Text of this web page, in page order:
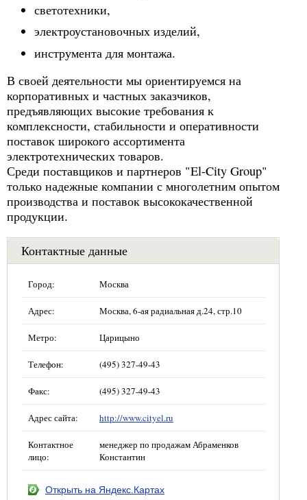
светотехники,
электроустановочных изделий,
инструмента для монтажа.
В своей деятельности мы ориентируемся на
корпоративных и частных заказчиков,
предъявляющих высокие требования к
комплексности, стабильности и оперативности
поставок широкого ассортимента
электротехнических товаров.
Среди поставщиков и партнеров "El-City Group"
только надежные компании с многолетним опытом
производства и поставок высококачественной
продукции.
Контактные данные
Город: Москва
Адрес: Москва, 6-ая радиальная д.24, стр.10
Метро: Царицыно
Телефон: (495) 327-49-43
Факс: (495) 327-49-43
Адрес сайта: http://www.cityel.ru
Контактное
лицо:
менеджер по продажам Абраменков
Константин
Открыть на Яндекс.Картах